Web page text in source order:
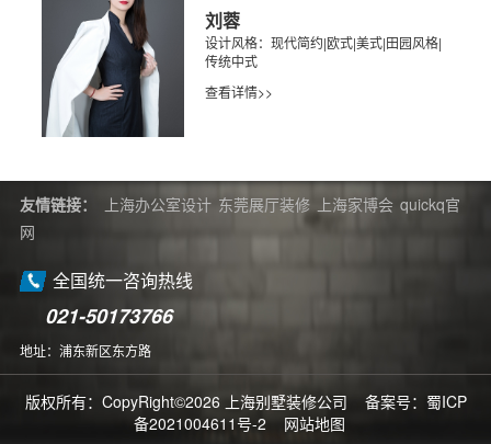
刘蓉
设计风格：现代简约|欧式|美式|田园风格|
传统中式
查看详情>>
友情链接： 上海办公室设计 东莞展厅装修 上海家博会 quickq官
网
全国统一咨询热线
021-50173766
地址：浦东新区东方路
版权所有：CopyRight©2026 上海别墅装修公司 备案号： 蜀ICP
备2021004611号-2
网站地图